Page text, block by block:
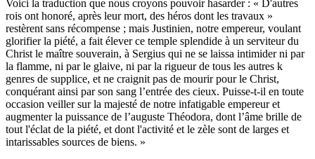
Voici la traduction que nous croyons pouvoir hasarder : « D'autres
rois ont honoré, après leur mort, des héros dont les travaux »
restèrent sans récompense ; mais Justinien, notre empereur, voulant
glorifier la piété, a fait élever ce temple splendide à un serviteur du
Christ le maître souverain, à Sergius qui ne se laissa intimider ni par
la flamme, ni par le glaive, ni par la rigueur de tous les autres k
genres de supplice, et ne craignit pas de mourir pour le Christ,
conquérant ainsi par son sang l’entrée des cieux. Puisse-t-il en toute
occasion veiller sur la majesté de notre infatigable empereur et
augmenter la puissance de l’auguste Théodora, dont l’âme brille de
tout l'éclat de la piété, et dont l'activité et le zèle sont de larges et
intarissables sources de biens. »